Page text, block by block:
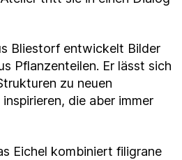
Bliestorf entwickelt Bilder
Pflanzenteilen. Er lässt sich
zu neuen
die aber immer
Eichel kombiniert filigrane